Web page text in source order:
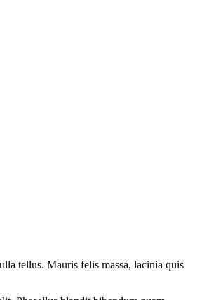
tellus. Mauris felis massa, lacinia quis